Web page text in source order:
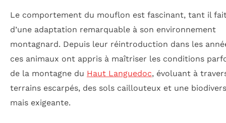
Le comportement du mouflon est fascinant, tant il
d’une adaptation remarquable à son environnement
montagnard. Depuis leur réintroduction dans les
ces animaux ont appris à maîtriser les conditions
de la montagne du Haut Languedoc, évoluant à
terrains escarpés, des sols caillouteux et une
mais exigeante.